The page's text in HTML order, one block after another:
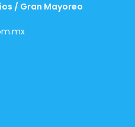
/ Gran Mayoreo